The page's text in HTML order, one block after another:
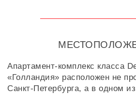
Апартамент-комплекс класса
«Голландия» расположен не
Санкт-Петербурга, а в одном